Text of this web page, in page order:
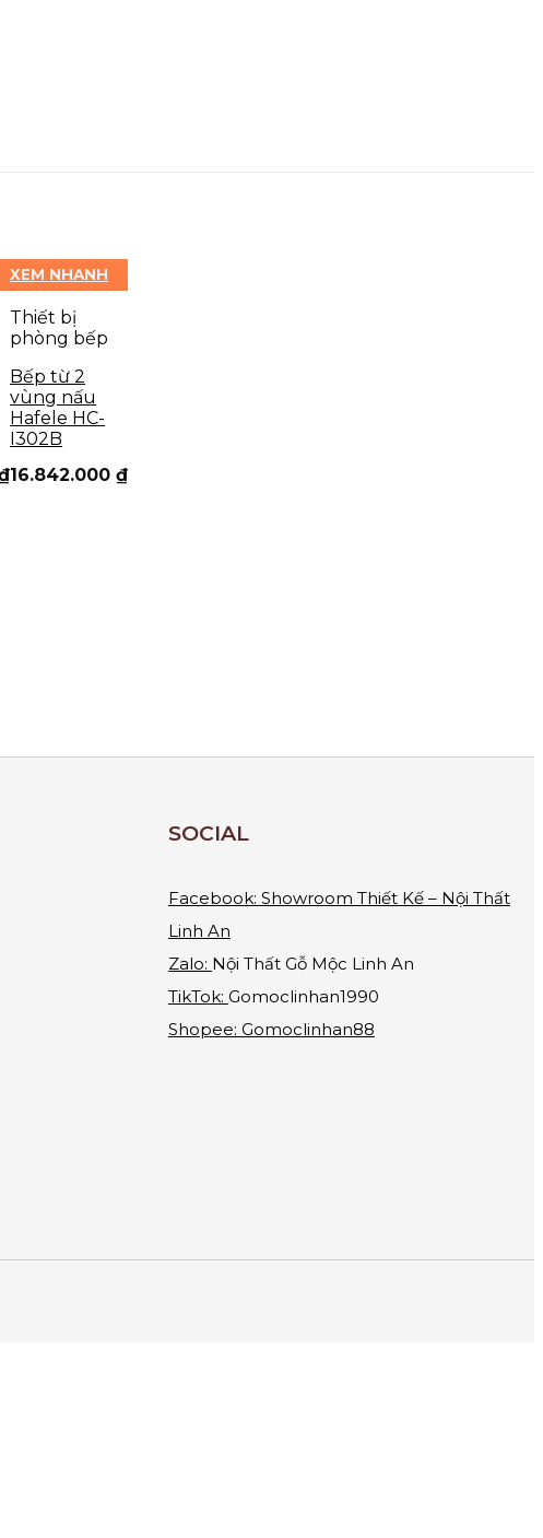
XEM NHANH
Thiết bị
phòng bếp
Bếp từ 2
vùng nấu
Hafele HC-
I302B
16.842.000₫
SOCIAL
Facebook: Showroom Thiết Kế – Nội Thất
Linh An
Zalo: Nội Thất Gỗ Mộc Linh An
TikTok: Gomoclinhan1990
Shopee: Gomoclinhan88